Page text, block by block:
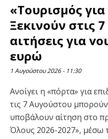
«Τουρισμός
Ξεκινούν στις
αιτήσεις για
ευρώ
1 Αυγούστου 2026 11:30
Ανοίγει η «πόρτα» για
τις 7 Αυγούστου
υποβάλουν αίτηση στο
Όλους 2026-2027», μέσω